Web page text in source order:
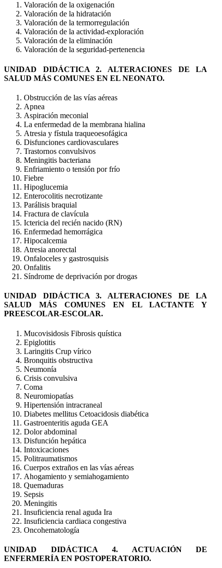
Valoración de la oxigenación
Valoración de la hidratación
Valoración de la termorregulación
Valoración de la actividad-exploración
Valoración de la eliminación
Valoración de la seguridad-pertenencia
UNIDAD DIDÁCTICA 2. ALTERACIONES DE LA
SALUD MÁS COMUNES EN EL NEONATO.
Obstrucción de las vías aéreas
Apnea
Aspiración meconial
La enfermedad de la membrana hialina
Atresia y fístula traqueoesofágica
Disfunciones cardiovasculares
Trastornos convulsivos
Meningitis bacteriana
Enfriamiento o tensión por frío
Fiebre
Hipoglucemia
Enterocolitis necrotizante
Parálisis braquial
Fractura de clavícula
Ictericia del recién nacido (RN)
Enfermedad hemorrágica
Hipocalcemia
Atresia anorectal
Onfaloceles y gastrosquisis
Onfalitis
Síndrome de deprivación por drogas
UNIDAD DIDÁCTICA 3. ALTERACIONES DE LA
SALUD MÁS COMUNES EN EL LACTANTE Y
PREESCOLAR-ESCOLAR.
Mucovisidosis Fibrosis quística
Epiglotitis
Laringitis Crup vírico
Bronquitis obstructiva
Neumonía
Crisis convulsiva
Coma
Neuromiopatías
Hipertensión intracraneal
Diabetes mellitus Cetoacidosis diabética
Gastroenteritis aguda GEA
Dolor abdominal
Disfunción hepática
Intoxicaciones
Politraumatismos
Cuerpos extraños en las vías aéreas
Ahogamiento y semiahogamiento
Quemaduras
Sepsis
Meningitis
Insuficiencia renal aguda Ira
Insuficiencia cardiaca congestiva
Oncohematología
UNIDAD DIDÁCTICA 4. ACTUACIÓN DE
ENFERMERÍA EN POSTOPERATORIO.